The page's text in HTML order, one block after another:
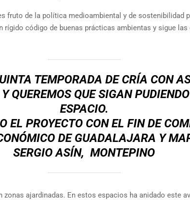
fruto de la política medioambiental y de sostenibilidad
rígido código de buenas prácticas ambientas y sigue
TEMPORADA DE CRÍA CON
QUEREMOS QUE SIGAN
ESPACIO.
EL PROYECTO CON EL FIN DE
DE GUADALAJARA Y
SERGIO ASÍN, MONTEPINO
ajardinadas. En estos espacios ha anidado este